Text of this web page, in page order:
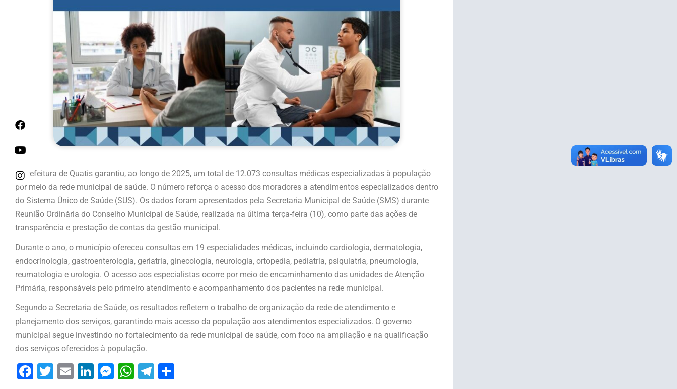
A Prefeitura de Quatis garantiu, ao longo de 2025, um total de 12.073 consultas médicas especializadas à população
por meio da rede municipal de saúde. O número reforça o acesso dos moradores a atendimentos especializados dentro
do Sistema Único de Saúde (SUS). Os dados foram apresentados pela Secretaria Municipal de Saúde (SMS) durante
Reunião Ordinária do Conselho Municipal de Saúde, realizada na última terça-feira (10), como parte das ações de
transparência e prestação de contas da gestão municipal.
Durante o ano, o município ofereceu consultas em 19 especialidades médicas, incluindo cardiologia, dermatologia,
endocrinologia, gastroenterologia, geriatria, ginecologia, neurologia, ortopedia, pediatria, psiquiatria, pneumologia,
reumatologia e urologia. O acesso aos especialistas ocorre por meio de encaminhamento das unidades de Atenção
Primária, responsáveis pelo primeiro atendimento e acompanhamento dos pacientes na rede municipal.
Segundo a Secretaria de Saúde, os resultados refletem o trabalho de organização da rede de atendimento e
planejamento dos serviços, garantindo mais acesso da população aos atendimentos especializados. O governo
municipal segue investindo no fortalecimento da rede municipal de saúde, com foco na ampliação e na qualificação
dos serviços oferecidos à população.
Facebook
Twitter
EmailLinkedIn
Messenger
WhatsApp
Telegram